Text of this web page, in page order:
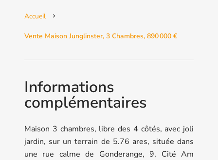
Accueil
Vente Maison Junglinster, 3 Chambres, 890 000 €
Informations
complémentaires
Maison 3 chambres, libre des 4 côtés, avec joli
jardin, sur un terrain de 5.76 ares, située dans
une rue calme de Gonderange, 9, Cité Am